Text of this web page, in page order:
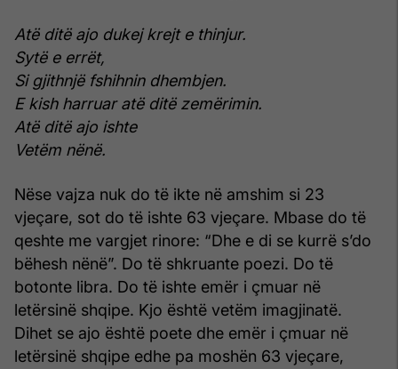
Atë ditë ajo dukej krejt e thinjur.
Sytë e errët,
Si gjithnjë fshihnin dhembjen.
E kish harruar atë ditë zemërimin.
Atë ditë ajo ishte
Vetëm nënë.
Nëse vajza nuk do të ikte në amshim si 23
vjeçare, sot do të ishte 63 vjeçare. Mbase do të
qeshte me vargjet rinore: “Dhe e di se kurrë s’do
bëhesh nënë”. Do të shkruante poezi. Do të
botonte libra. Do të ishte emër i çmuar në
letërsinë shqipe. Kjo është vetëm imagjinatë.
Dihet se ajo është poete dhe emër i çmuar në
letërsinë shqipe edhe pa moshën 63 vjeçare,